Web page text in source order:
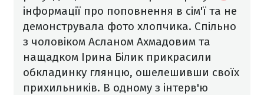
інформації про поповнення в сім'ї та не
демонструвала фото хлопчика. Спільно
з чоловіком Асланом Ахмадовим та
нащадком Ірина Білик прикрасили
обкладинку глянцю, ошелешивши своїх
прихильників. В одному з інтерв'ю